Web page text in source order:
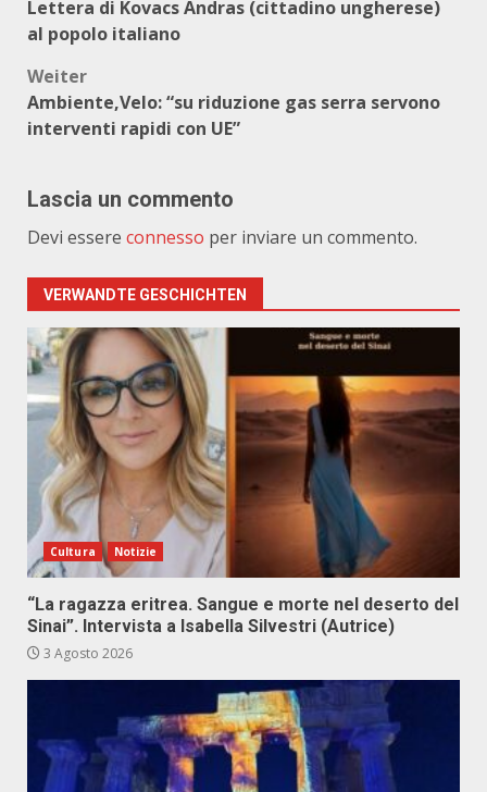
Lettera di Kovacs Andras (cittadino ungherese)
al popolo italiano
Weiter
Ambiente,Velo: “su riduzione gas serra servono
interventi rapidi con UE”
Lascia un commento
Devi essere connesso per inviare un commento.
VERWANDTE GESCHICHTEN
Cultura Notizie
“La ragazza eritrea. Sangue e morte nel deserto del
Sinai”. Intervista a Isabella Silvestri (Autrice)
3 Agosto 2026